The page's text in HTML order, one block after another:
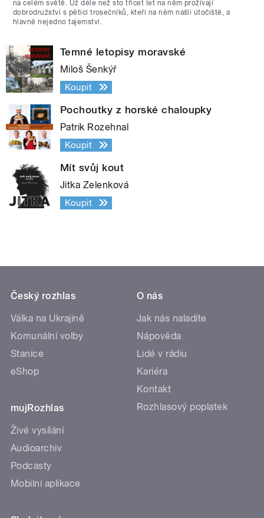
na celém světě. Už déle než sto třicet let na něm prožívají
dobrodružství s pěticí trosečníků, kteří na něm našli útočiště, a
hlavně nejedno tajemství.
Temné letopisy moravské
Miloš Šenkýř
Koupit
Pochoutky z horské chaloupky
Patrik Rozehnal
Koupit
Mít svůj kout
Jitka Zelenková
Koupit
Český rozhlas
Válka na Ukrajině
Komunální volby
Stanice
eShop
mujRozhlas
Živé vysílání
Audioarchiv
Podcasty
Mobilní aplikace
O nás
Jak nás naladíte
Nápověda
Lidé v rádiu
Kariéra
Kontakt
Rozhlasový poplatek